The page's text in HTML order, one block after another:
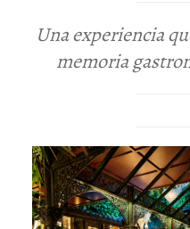
Una experiencia
memoria